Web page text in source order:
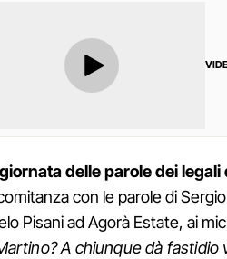
delle parole dei
con le parole di
Pisani ad Agorà Estate, ai
A chiunque dà